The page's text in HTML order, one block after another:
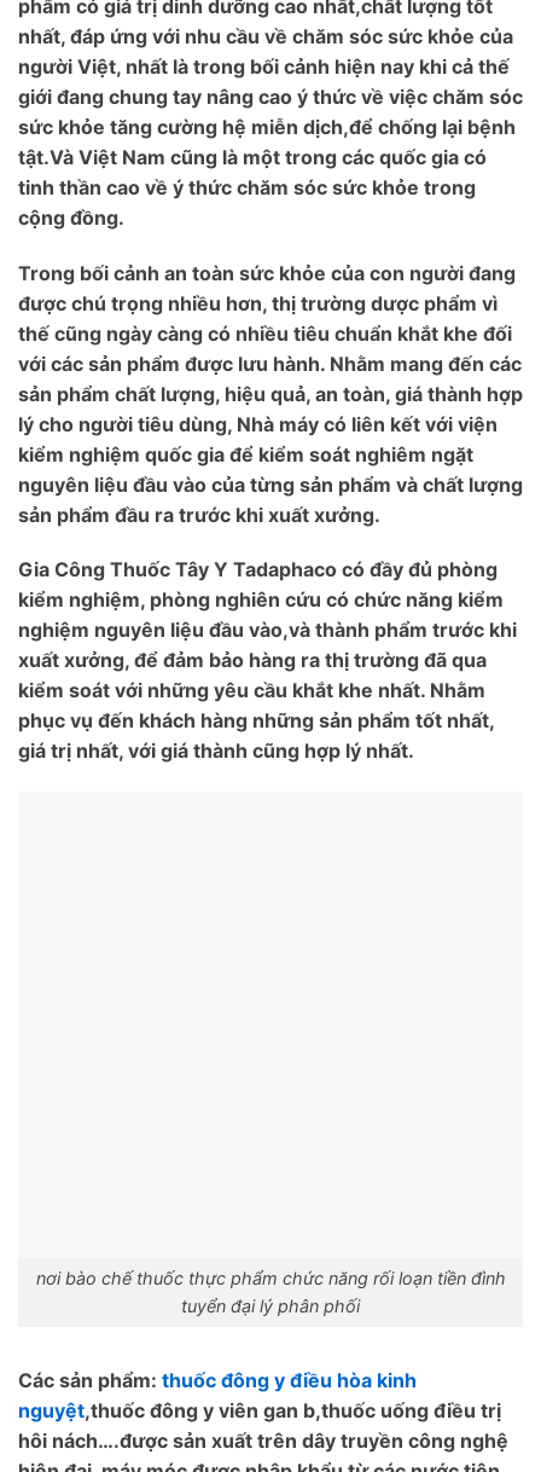
phẩm có giá trị dinh dưỡng cao nhất,chất lượng tốt
nhất, đáp ứng với nhu cầu về chăm sóc sức khỏe của
người Việt, nhất là trong bối cảnh hiện nay khi cả thế
giới đang chung tay nâng cao ý thức về việc chăm sóc
sức khỏe tăng cường hệ miễn dịch,để chống lại bệnh
tật.Và Việt Nam cũng là một trong các quốc gia có
tinh thần cao về ý thức chăm sóc sức khỏe trong
cộng đồng.
Trong bối cảnh an toàn sức khỏe của con người đang
được chú trọng nhiều hơn, thị trường dược phẩm vì
thế cũng ngày càng có nhiều tiêu chuẩn khắt khe đối
với các sản phẩm được lưu hành. Nhằm mang đến các
sản phẩm chất lượng, hiệu quả, an toàn, giá thành hợp
lý cho người tiêu dùng, Nhà máy có liên kết với viện
kiểm nghiệm quốc gia để kiểm soát nghiêm ngặt
nguyên liệu đầu vào của từng sản phẩm và chất lượng
sản phẩm đầu ra trước khi xuất xưởng.
Gia Công Thuốc Tây Y Tadaphaco có đầy đủ phòng
kiểm nghiệm, phòng nghiên cứu có chức năng kiểm
nghiệm nguyên liệu đầu vào,và thành phẩm trước khi
xuất xưởng, để đảm bảo hàng ra thị trường đã qua
kiểm soát với những yêu cầu khắt khe nhất. Nhằm
phục vụ đến khách hàng những sản phẩm tốt nhất,
giá trị nhất, với giá thành cũng hợp lý nhất.
nơi bào chế thuốc thực phẩm chức năng rối loạn tiền đình
tuyển đại lý phân phối
Các sản phẩm: thuốc đông y điều hòa kinh
nguyệt,thuốc đông y viên gan b,thuốc uống điều trị
hôi nách….được sản xuất trên dây truyền công nghệ